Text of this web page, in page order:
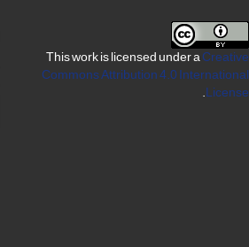
This work is licensed under aCreative
Commons Attribution 4.0 International
License
.